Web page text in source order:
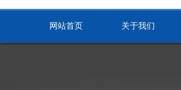
网站首页 关于我们